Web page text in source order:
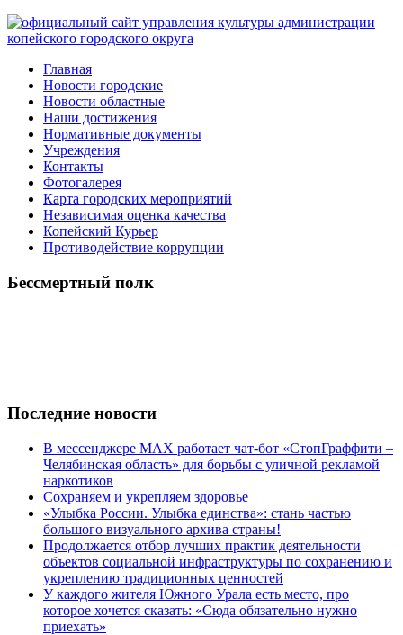
Главная
Новости городские
Новости областные
Наши достижения
Нормативные документы
Учреждения
Контакты
Фотогалерея
Карта городских мероприятий
Независимая оценка качества
Копейский Курьер
Противодействие коррупции
Бессмертный полк
Последние новости
В мессенджере МАХ работает чат-бот «СтопГраффити –
Челябинская область» для борьбы с уличной рекламой
наркотиков
Сохраняем и укрепляем здоровье
«Улыбка России. Улыбка единства»: стань частью
большого визуального архива страны!
Продолжается отбор лучших практик деятельности
объектов социальной инфраструктуры по сохранению и
укреплению традиционных ценностей
У каждого жителя Южного Урала есть место, про
которое хочется сказать: «Сюда обязательно нужно
приехать»